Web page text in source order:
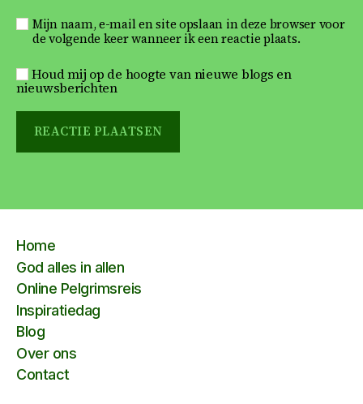
Mijn naam, e-mail en site opslaan in deze browser voor
de volgende keer wanneer ik een reactie plaats.
Houd mij op de hoogte van nieuwe blogs en
nieuwsberichten
Home
God alles in allen
Online Pelgrimsreis
Inspiratiedag
Blog
Over ons
Contact